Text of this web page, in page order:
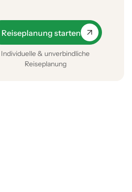
Reiseplanung starten
Individuelle & unverbindliche
Reiseplanung